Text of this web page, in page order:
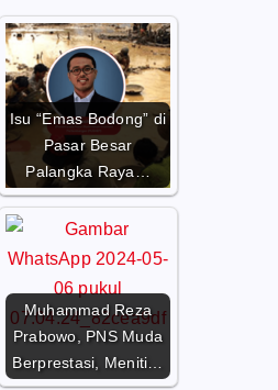
Isu “Emas Bodong” di
Pasar Besar
Palangka Raya…
Muhammad Reza
Prabowo, PNS Muda
Berprestasi, Meniti…